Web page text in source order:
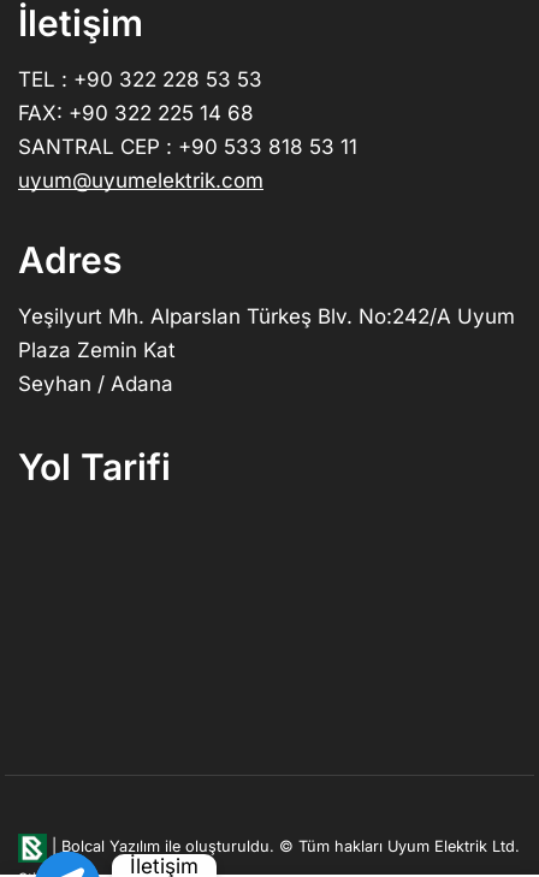
İletişim
TEL : +90 322 228 53 53
FAX: +90 322 225 14 68
SANTRAL CEP : +90 533 818 53 11
uyum@uyumelektrik.com
Adres
Yeşilyurt Mh. Alparslan Türkeş Blv. No:242/A Uyum
Plaza Zemin Kat
Seyhan / Adana
Yol Tarifi
Bolcal Yazılım ile oluşturuldu. © Tüm hakları Uyum Elektrik Ltd.
İletişim